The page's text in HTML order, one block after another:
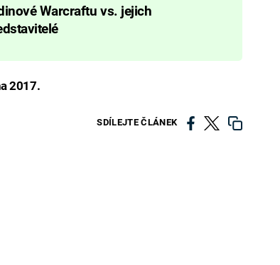
Warcraftu vs. jejich
2017.
SDÍLEJTE ČLÁNEK